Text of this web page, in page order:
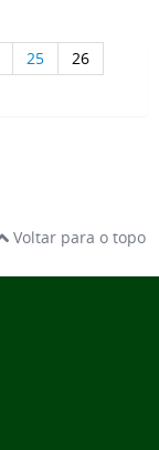
25
26
Voltar para o topo